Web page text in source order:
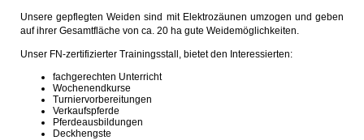
Unsere gepflegten Weiden sind mit Elektrozäunen umzogen und geben
auf ihrer Gesamtfläche von ca. 20 ha gute Weidemöglichkeiten.
Unser FN-zertifizierter Trainingsstall, bietet den Interessierten:
fachgerechten Unterricht
Wochenendkurse
Turniervorbereitungen
Verkaufspferde
Pferdeausbildungen
Deckhengste